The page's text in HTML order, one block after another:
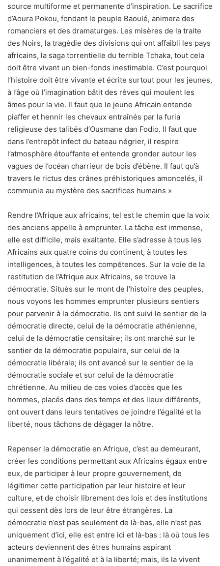
source multiforme et permanente d’inspiration. Le sacrifice
d’Aoura Pokou, fondant le peuple Baoulé, animera des
romanciers et des dramaturges. Les misères de la traite
des Noirs, la tragédie des divisions qui ont affaibli les pays
africains, la saga torrentielle du terrible Tchaka, tout cela
doit être vivant un bien-fonds inestimable. C’est pourquoi
l’histoire doit être vivante et écrite surtout pour les jeunes,
à l’âge où l’imagination bâtit des rêves qui moulent les
âmes pour la vie. Il faut que le jeune Africain entende
piaffer et hennir les chevaux entraînés par la furia
religieuse des talibés d’Ousmane dan Fodio. Il faut que
dans l’entrepôt infect du bateau négrier, il respire
l’atmosphère étouffante et entende gronder autour les
vagues de l’océan charrieur de bois d’ébène. Il faut qu’à
travers le rictus des crânes préhistoriques amoncelés, il
communie au mystère des sacrifices humains »
Rendre l’Afrique aux africains, tel est le chemin que la voix
des anciens appelle à emprunter. La tâche est immense,
elle est difficile, mais exaltante. Elle s’adresse à tous les
Africains aux quatre coins du continent, à toutes les
intelligences, à toutes les compétences. Sur la voie de la
restitution de l’Afrique aux Africains, se trouve la
démocratie. Situés sur le mont de l’histoire des peuples,
nous voyons les hommes emprunter plusieurs sentiers
pour parvenir à la démocratie. Ils ont suivi le sentier de la
démocratie directe, celui de la démocratie athénienne,
celui de la démocratie censitaire; ils ont marché sur le
sentier de la démocratie populaire, sur celui de la
démocratie libérale; ils ont avancé sur le sentier de la
démocratie sociale et sur celui de la démocratie
chrétienne. Au milieu de ces voies d’accès que les
hommes, placés dans des temps et des lieux différents,
ont ouvert dans leurs tentatives de joindre l’égalité et la
liberté, nous tâchons de dégager la nôtre.
Repenser la démocratie en Afrique, c’est au demeurant,
créer les conditions permettant aux Africains égaux entre
eux, de participer à leur propre gouvernement, de
légitimer cette participation par leur histoire et leur
culture, et de choisir librement des lois et des institutions
qui cessent dès lors de leur être étrangères. La
démocratie n’est pas seulement de là-bas, elle n’est pas
uniquement d’ici, elle est entre ici et là-bas : là où tous les
acteurs deviennent des êtres humains aspirant
unanimement à l’égalité et à la liberté; mais, ils la vivent